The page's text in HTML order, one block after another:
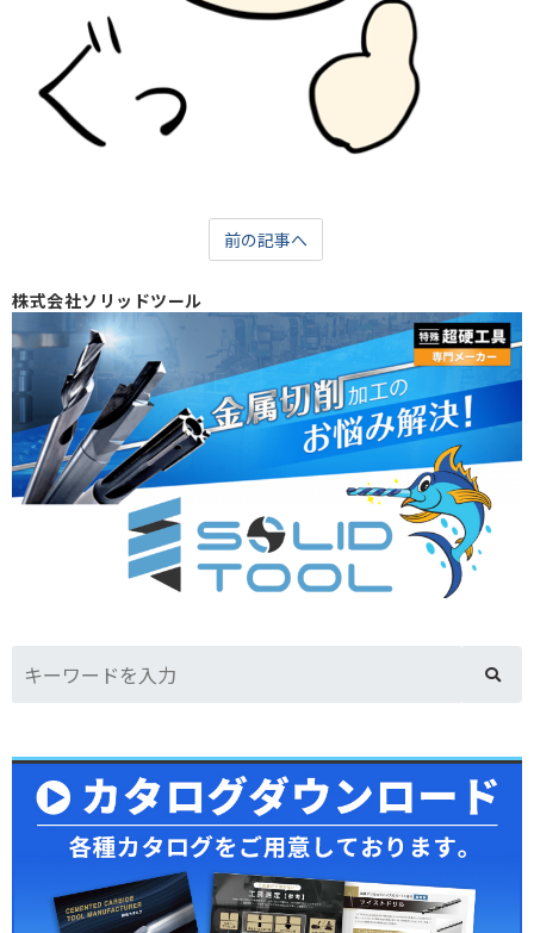
前の記事へ
株式会社ソリッドツール